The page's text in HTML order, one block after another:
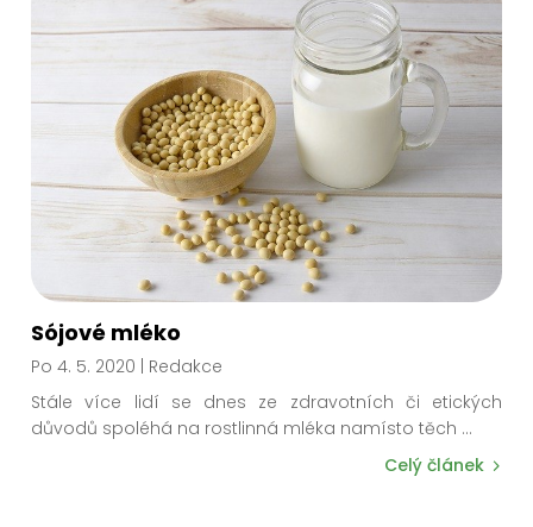
Sójové mléko
Po 4. 5. 2020 | Redakce
Stále více lidí se dnes ze zdravotních či etických
důvodů spoléhá na rostlinná mléka namísto těch ...
Celý článek